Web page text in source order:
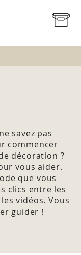
savez pas
commencer
décoration ?
vous aider.
que vous
clics entre les
vidéos. Vous
guider !